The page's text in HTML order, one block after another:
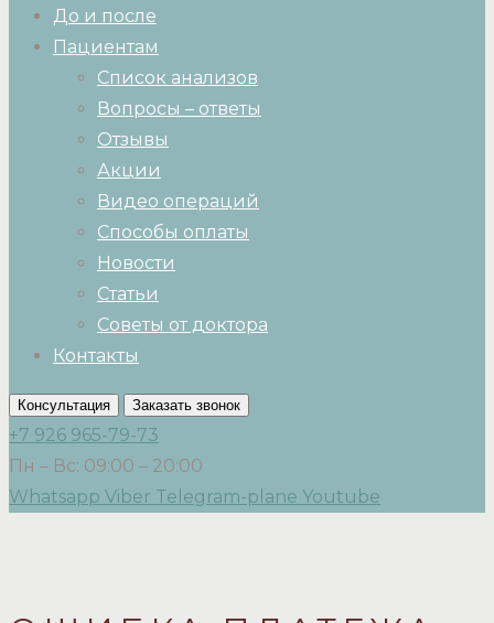
До и после
Пациентам
Список анализов
Вопросы – ответы
Отзывы
Акции
Видео операций
Способы оплаты
Новости
Статьи
Советы от доктора
Контакты
Консультация Заказать звонок
+7 926 965-79-73
Пн – Вс: 09:00 – 20:00
Whatsapp Viber Telegram-plane Youtube